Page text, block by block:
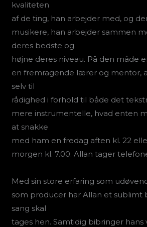
kvaliteten
af de ting, han arbejder med, og
musikere, han arbejder sammen
deres bedste og
højne deres niveau. På den måde
en fremragende lærer og mentor,
selv til
rådighed i forhold til både det
mere instrumentelle, hvad enten
at snakke
med ham en fredag aften kl. 22
morgen kl. 7.00. Allan tager
Med sin store erfaring som
som producer har Allan et sublimt
sang skal
tages hen. Samtidig bibringer hans